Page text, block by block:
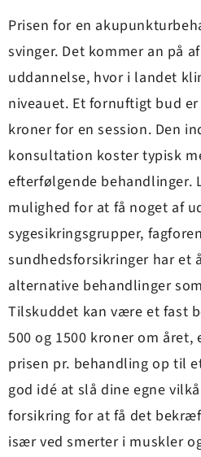
Prisen for en
svinger. Det kommer an på
uddannelse, hvor i landet
niveauet. Et fornuftigt bud
kroner for en session. Den
konsultation koster typisk
efterfølgende behandlinger.
mulighed for at få noget af
sygesikringsgrupper,
sundhedsforsikringer har et
alternative behandlinger
Tilskuddet kan være et fast
500 og 1500 kroner om
prisen pr. behandling op til
god idé at slå dine egne
forsikring for at få det
især ved smerter i muskler